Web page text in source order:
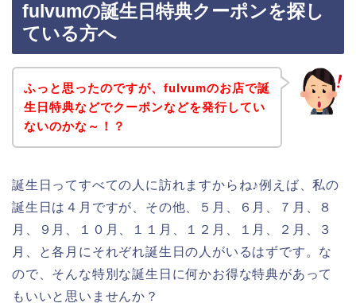
fulvumの誕生日特典クーポンを探し
ている方へ
ふっと思ったのですが、fulvumのお店で誕
生日特典などでクーポンなどを発行してい
ないのかな～！？
誕生日ってすべての人に訪れますからね♪例えば、私の
誕生日は４月ですが、その他、５月、６月、７月、８
月、９月、１０月、１１月、１２月、１月、２月、３
月、と各月にそれぞれ誕生日の人がいるはずです。な
ので、そんな特別な誕生日に何かお得な特典があって
もいいと思いませんか？